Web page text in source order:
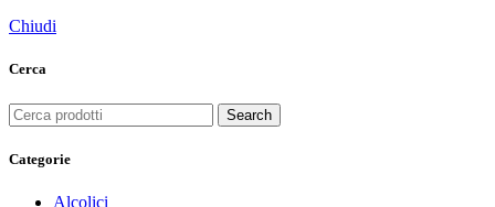
Chiudi
Cerca
Search
Categorie
Alcolici